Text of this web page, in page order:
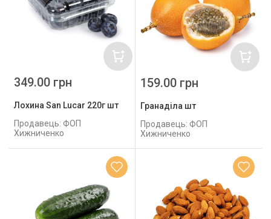
Лохина San Lucar 220г шт
Продавець: ФОП
Хижниченко
349.00 грн
Гранаділа шт
Продавець: ФОП
Хижниченко
159.00 грн